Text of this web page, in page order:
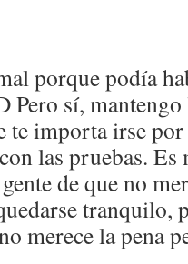
porque podía
Pero sí,
te importa irse
las pruebas.
de que no
tranquilo,
merece la pena